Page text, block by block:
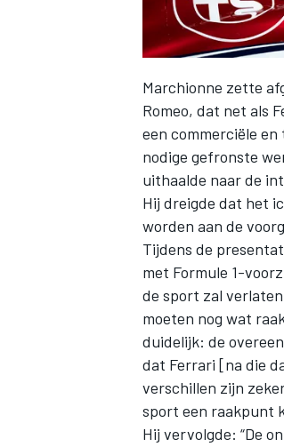
Marchionne zette
Romeo, dat net als
een commerciële
nodige gefronste
uithaalde naar de
Hij dreigde dat het
worden aan de
Tijdens de
met Formule 1-
de sport zal
moeten nog wat
duidelijk: de
dat Ferrari [na die
verschillen zijn
sport een raakpunt
Hij vervolgde: “De